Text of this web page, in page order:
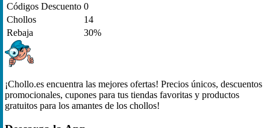
Códigos Descuento 0
Chollos
14
Rebaja
30%
¡Chollo.es encuentra las mejores ofertas! Precios únicos, descuentos
promocionales, cupones para tus tiendas favoritas y productos
gratuitos para los amantes de los chollos!